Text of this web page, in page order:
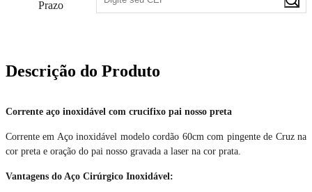
Prazo
Descrição do Produto
Corrente aço inoxidável com crucifixo pai nosso preta
Corrente em Aço inoxidável modelo cordão 60cm com pingente de Cruz na
cor preta e oração do pai nosso gravada a laser na cor prata.
Vantagens do Aço Cirúrgico Inoxidável: